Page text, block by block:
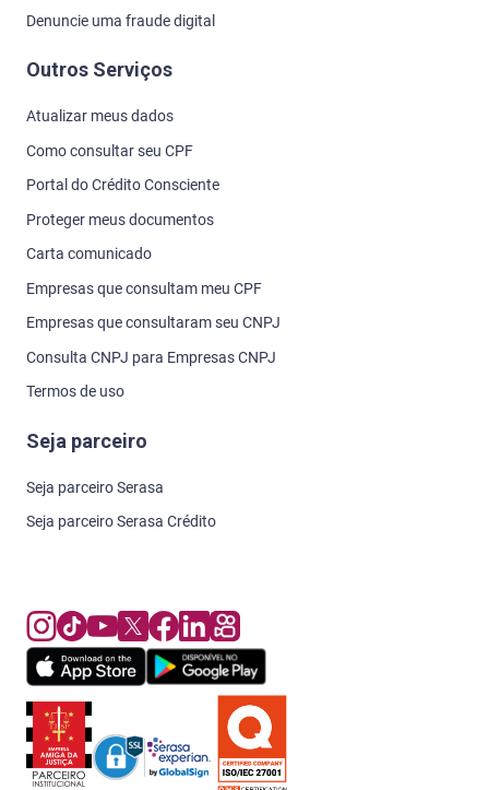
Denuncie uma fraude digital
Outros Serviços
Atualizar meus dados
Como consultar seu CPF
Portal do Crédito Consciente
Proteger meus documentos
Carta comunicado
Empresas que consultam meu CPF
Empresas que consultaram seu CNPJ
Consulta CNPJ para Empresas CNPJ
Termos de uso
Seja parceiro
Seja parceiro Serasa
Seja parceiro Serasa Crédito